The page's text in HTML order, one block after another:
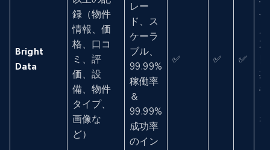
Bright
Data
録（物件
情報、価
格、口コ
ミ、評
価、設
備、物件
タイプ、
画像な
ど）
レー
ド、ス
ケーラ
ブル、
99.99%
稼働率
＆
99.99%
成功率
のイン
✅ ✅ ✅